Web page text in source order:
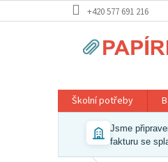
na
+420 577 691 216
Školní potřeby
Jsme
fakturu se